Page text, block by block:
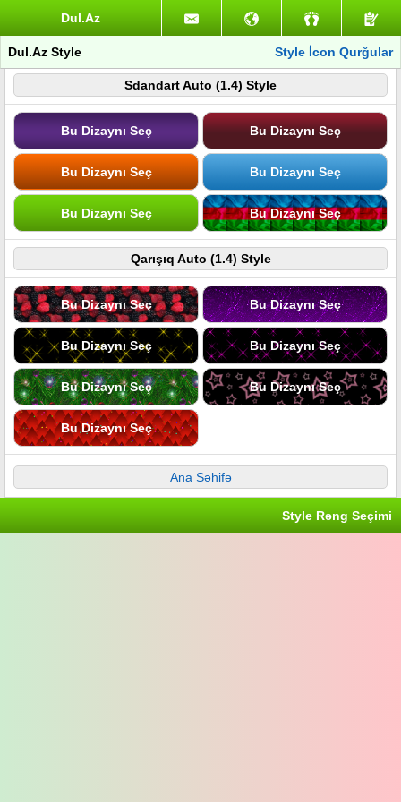
Dul.Az
Dul.Az Style Style İcon Qurğular
Sdandart Auto (1.4) Style
Bu Dizaynı Seç Bu Dizaynı Seç
Bu Dizaynı Seç Bu Dizaynı Seç
Bu Dizaynı Seç Bu Dizaynı Seç
Qarışıq Auto (1.4) Style
Bu Dizaynı Seç Bu Dizaynı Seç
Bu Dizaynı Seç Bu Dizaynı Seç
Bu Dizaynı Seç Bu Dizaynı Seç
Bu Dizaynı Seç
Ana Səhifə
Style Rəng Seçimi